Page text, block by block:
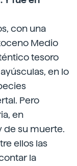
con una
Medio
tesoro
en lo
Pero
en
de su muerte.
ellos las
la